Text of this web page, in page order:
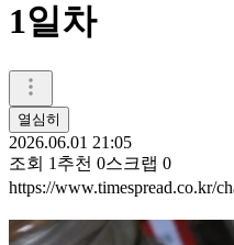
1일차
열심히
2026.06.01 21:05
조회 1 추천 0스크랩 0
https://www.timespread.co.kr/